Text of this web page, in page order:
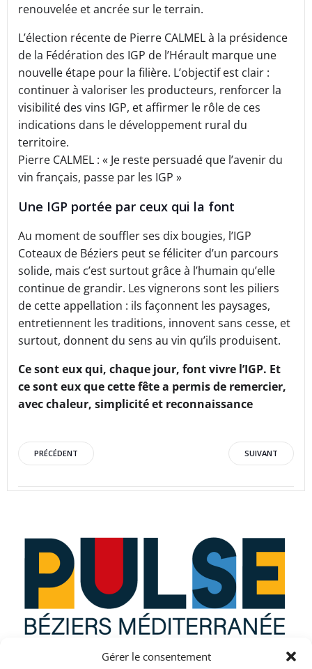
Gérer le consentement
renouvelée et ancrée sur le terrain.
L’élection récente de Pierre CALMEL à la présidence
de la Fédération des IGP de l’Hérault marque une
nouvelle étape pour la filière. L’objectif est clair :
continuer à valoriser les producteurs, renforcer la
visibilité des vins IGP, et affirmer le rôle de ces
indications dans le développement rural du
territoire.
Pierre CALMEL : « Je reste persuadé que l’avenir du
vin français, passe par les IGP »
Une IGP portée par ceux qui la font
Au moment de souffler ses dix bougies, l’IGP
Coteaux de Béziers peut se féliciter d’un parcours
solide, mais c’est surtout grâce à l’humain qu’elle
continue de grandir. Les vignerons sont les piliers
de cette appellation : ils façonnent les paysages,
entretiennent les traditions, innovent sans cesse, et
surtout, donnent du sens au vin qu’ils produisent.
Ce sont eux qui, chaque jour, font vivre l’IGP. Et
ce sont eux que cette fête a permis de remercier,
avec chaleur, simplicité et reconnaissance
Post
navigation
PRÉCÉDENT
navigation
SUIVANT